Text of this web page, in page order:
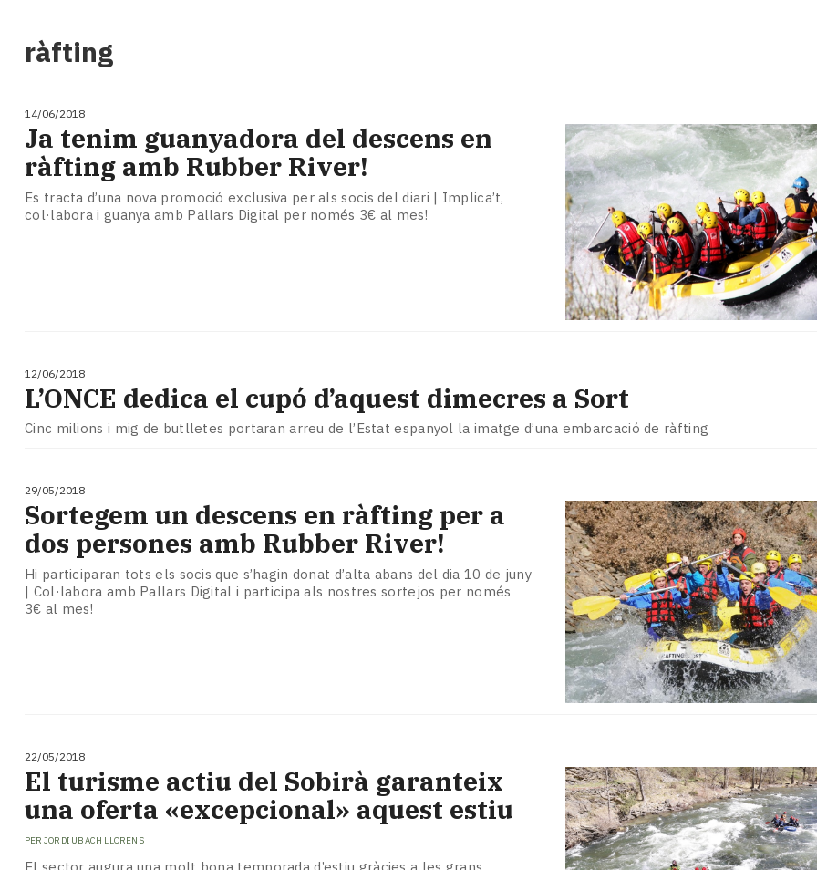
turisme
Cultura
tant!
TV
i
mitjans
El
temps
la
teva!
Subscriptors
La
Pallars
Contingut
patrocinat
més
llegit...
ràfting
14/06/2018
Ja tenim guanyadora del descens en
ràfting amb Rubber River!
Es tracta d’una nova promoció exclusiva per als socis del diari | Implica’t,
col·labora i guanya amb Pallars Digital per només 3€ al mes!
12/06/2018
L’ONCE dedica el cupó d’aquest dimecres a Sort
Cinc milions i mig de butlletes portaran arreu de l’Estat espanyol la imatge d’una embarcació de ràfting
29/05/2018
Sortegem un descens en ràfting per a
dos persones amb Rubber River!
Hi participaran tots els socis que s’hagin donat d’alta abans del dia 10 de juny
| Col·labora amb Pallars Digital i participa als nostres sortejos per només
3€ al mes!
22/05/2018
El turisme actiu del Sobirà garanteix
una oferta «excepcional» aquest estiu
PER JORDI UBACH LLORENS
El sector augura una molt bona temporada d’estiu gràcies a les grans